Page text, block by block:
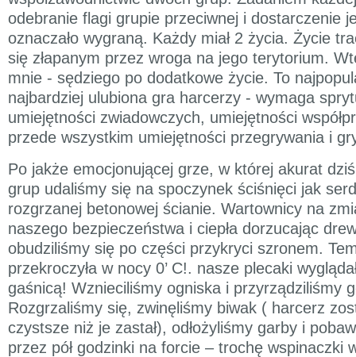
odebranie flagi grupie przeciwnej i dostarczenie
oznaczało wygraną. Każdy miał 2 życia. Życie
się złapanym przez wroga na jego terytorium.
mnie - sędziego po dodatkowe życie. To
najbardziej ulubiona gra harcerzy - wymaga
umiejętności zwiadowczych, umiejętności
przede wszystkim umiejętności przegrywania i
Po jakże emocjonującej grze, w której akurat
grup udaliśmy się na spoczynek ściśnięci jak
rozgrzanej betonowej ścianie. Wartownicy na
naszego bezpieczeństwa i ciepła dorzucając
obudziliśmy się po części przykryci szronem.
przekroczyła w nocy 0’ C!. nasze plecaki
gaśnicą! Wznieciliśmy ogniska i przyrządziliśmy
Rozgrzaliśmy się, zwinęliśmy biwak ( harcerz
czystsze niż je zastał), odłożyliśmy garby i
przez pół godzinki na forcie – trochę